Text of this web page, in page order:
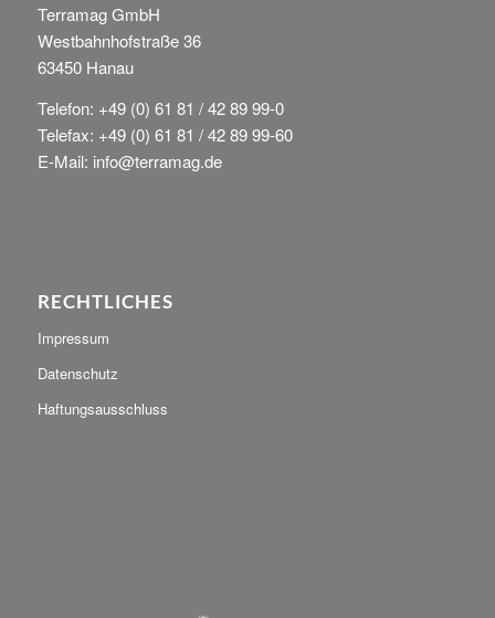
Terramag GmbH
Westbahnhofstraße 36
63450 Hanau
Telefon: +49 (0) 61 81 / 42 89 99-0
Telefax: +49 (0) 61 81 / 42 89 99-60
E-Mail: info@terramag.de
RECHTLICHES
Impressum
Datenschutz
Haftungsausschluss